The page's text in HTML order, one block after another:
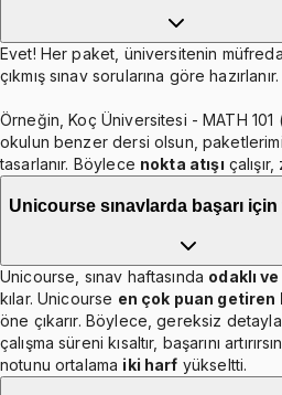
Evet! Her paket, üniversitenin
çıkmış sınav sorularına göre hazırlanır.
Örneğin, Koç Üniversitesi - MATH
okulun benzer dersi olsun,
tasarlanır. Böylece nokta atışı
Unicourse sınavlarda başarı
Unicourse, sınav haftasında odaklı
kılar. Unicourse en çok puan getiren
öne çıkarır. Böylece, gereksiz
çalışma süreni kısaltır, başarını
notunu ortalama iki harf yükseltti.